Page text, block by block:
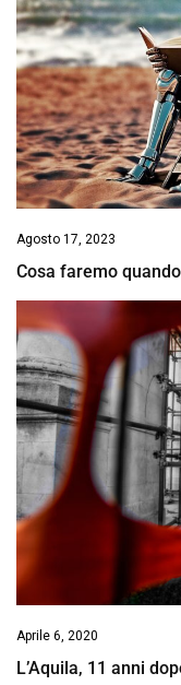
Agosto 17, 2023
Cosa faremo
Aprile 6, 2020
L’Aquila, 11 anni